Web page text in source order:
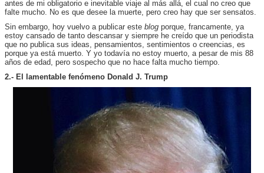
antes de mi obligatorio e inevitable viaje al más allá, el cual no creo que
falte mucho. No es que desee la muerte, pero creo hay que ser sensatos.
Sin embargo, hoy vuelvo a publicar este blog porque, francamente, ya
estoy cansado de tanto descansar y siempre he creído que un periodista
que no publica sus ideas, pensamientos, sentimientos o creencias, es
porque ya está muerto. Y yo todavía no estoy muerto, a pesar de mis 88
años de edad, pero sospecho que no hace falta mucho tiempo.
2.- El lamentable fenómeno Donald J. Trump